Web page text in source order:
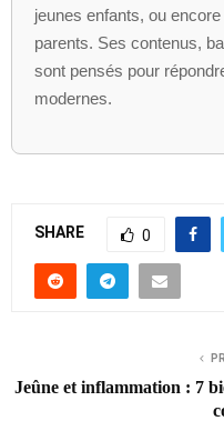
jeunes enfants, ou
parents. Ses contenus,
sont pensés pour
modernes.
SHARE 0
Jeûne et inflammation : 7